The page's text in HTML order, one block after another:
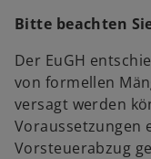
Bitte beachten
Der EuGH
von formellen
versagt werden
Voraussetzungen
Vorsteuerabzug